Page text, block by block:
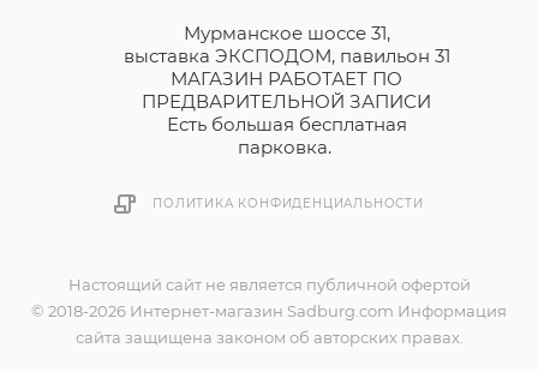
Мурманское шоссе 31,
выставка ЭКСПОДОМ, павильон 31
МАГАЗИН РАБОТАЕТ ПО
ПРЕДВАРИТЕЛЬНОЙ ЗАПИСИ
Есть большая бесплатная
парковка.
ПОЛИТИКА КОНФИДЕНЦИАЛЬНОСТИ
Настоящий сайт не является публичной офертой
© 2018-2026 Интернет-магазин Sadburg.com Информация
сайта защищена законом об авторских правах.